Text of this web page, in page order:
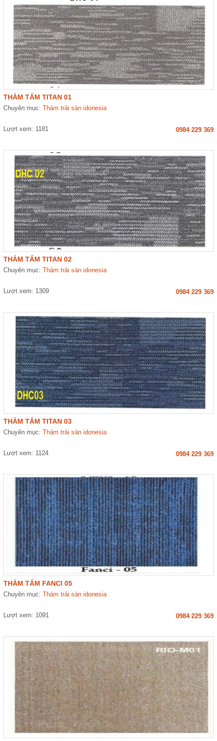
THẢM TẤM TITAN 01
Chuyên mục:Thảm trải sàn idonesia
Lượt xem: 1181 0984 229 369
THẢM TẤM TITAN 02
Chuyên mục:Thảm trải sàn idonesia
Lượt xem: 1309 0984 229 369
THẢM TẤM TITAN 03
Chuyên mục:Thảm trải sàn idonesia
Lượt xem: 1124 0984 229 369
THẢM TẤM FANCI 05
Chuyên mục:Thảm trải sàn idonesia
Lượt xem: 1091 0984 229 369